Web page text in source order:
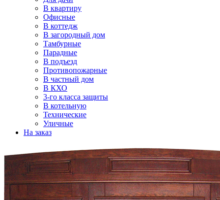
В квартиру
Офисные
В коттедж
В загородный дом
Тамбурные
Парадные
В подъезд
Противопожарные
В частный дом
В КХО
3-го класса защиты
В котельную
Технические
Уличные
На заказ